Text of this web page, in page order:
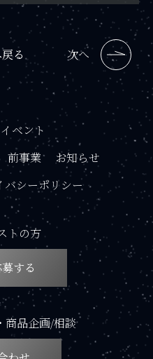
る 次へ
ベント
前事業
お知らせ
バシーポリシー
トの方
する
商品企画/相談